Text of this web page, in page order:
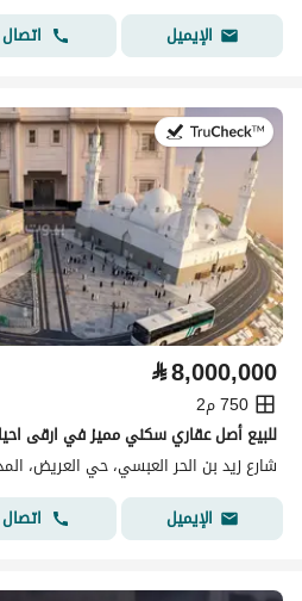
الإيميل
اتصال
في:16 يوليو 2026
⃁8,000,000
750 م2
للبيع أصل عقاري سكني مميز في ارقى
شارع زيد بن الحر العبسي، حي العريض،
الإيميل
اتصال